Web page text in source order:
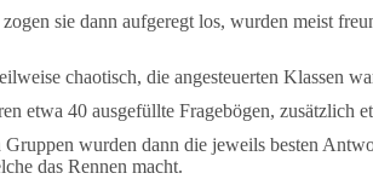
sie dann aufgeregt los, wurden meist
chaotisch, die angesteuerten Klassen
etwa 40 ausgefüllte Fragebögen, zusätzlich
wurden dann die jeweils besten
das Rennen macht.